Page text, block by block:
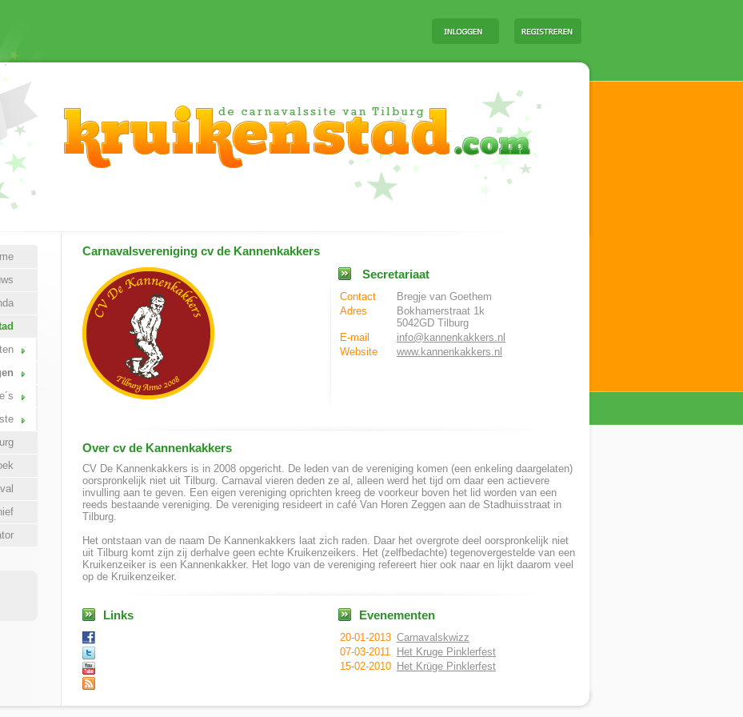
Carnavalsvereniging cv de Kannenkakkers
Secretariaat
Contact
Bregje van Goethem
Adres
Bokhamerstraat 1k
5042GD Tilburg
E-mail
info@kannenkakkers.nl
Website
www.kannenkakkers.nl
Over cv de Kannenkakkers
CV De Kannenkakkers is in 2008 opgericht. De leden van de vereniging komen (een enkeling daargelaten)
oorspronkelijk niet uit Tilburg. Carnaval vieren deden ze al, alleen werd het tijd om daar een actievere
invulling aan te geven. Een eigen vereniging oprichten kreeg de voorkeur boven het lid worden van een
reeds bestaande vereniging. De vereniging resideert in café Van Horen Zeggen aan de Stadhuisstraat in
Tilburg.
Het ontstaan van de naam De Kannenkakkers laat zich raden. Daar het overgrote deel oorspronkelijk niet
uit Tilburg komt zijn zij derhalve geen echte Kruikenzeikers. Het (zelfbedachte) tegenovergestelde van een
Kruikenzeiker is een Kannenkakker. Het logo van de vereniging refereert hier ook naar en lijkt daarom veel
op de Kruikenzeiker.
Links Evenementen
20-01-2013 Carnavalskwizz
07-03-2011
Het Kruge Pinklerfest
15-02-2010 Het Krüge Pinklerfest